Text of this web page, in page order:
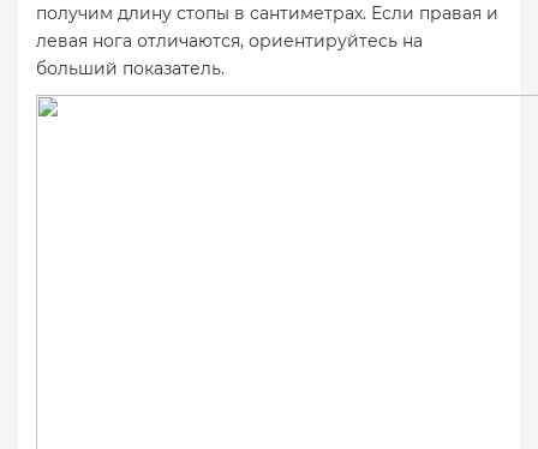
получим длину стопы в сантиметрах. Если правая и
левая нога отличаются, ориентируйтесь на
больший показатель.